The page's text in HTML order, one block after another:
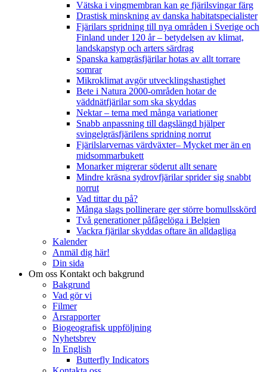
Vätska i vingmembran kan ge fjärilsvingar färg
Drastisk minskning av danska habitatspecialister
Fjärilars spridning till nya områden i Sverige och
Finland under 120 år– betydelsen av klimat,
landskapstyp och arters särdrag
Spanska kamgräsfjärilar hotas av allt torrare
somrar
Mikroklimat avgör utvecklingshastighet
Bete i Natura 2000-områden hotar de
väddnätfjärilar som ska skyddas
Nektar – tema med många variationer
Snabb anpassning till dagslängd hjälper
svingelgräsfjärilens spridning norrut
Fjärilslarvernas värdväxter– Mycket mer än en
midsommarbukett
Monarker migrerar söderut allt senare
Mindre kräsna sydrovfjärilar sprider sig snabbt
norrut
Vad tittar du på?
Många slags pollinerare ger större bomullsskörd
Två generationer påfågelöga i Belgien
Vackra fjärilar skyddas oftare än alldagliga
Kalender
Anmäl dig här!
Din sida
Om oss Kontakt och bakgrund
Bakgrund
Vad gör vi
Filmer
Årsrapporter
Biogeografisk uppföljning
Nyhetsbrev
In English
Butterfly Indicators